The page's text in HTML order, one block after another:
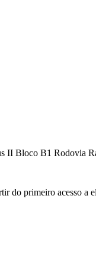
II Bloco B1 Rodovia
do primeiro acesso a